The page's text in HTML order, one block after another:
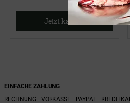
Jetzt kaufen
EINFACHE ZAHLUNG
RECHNUNG
VORKASSE PAYPAL